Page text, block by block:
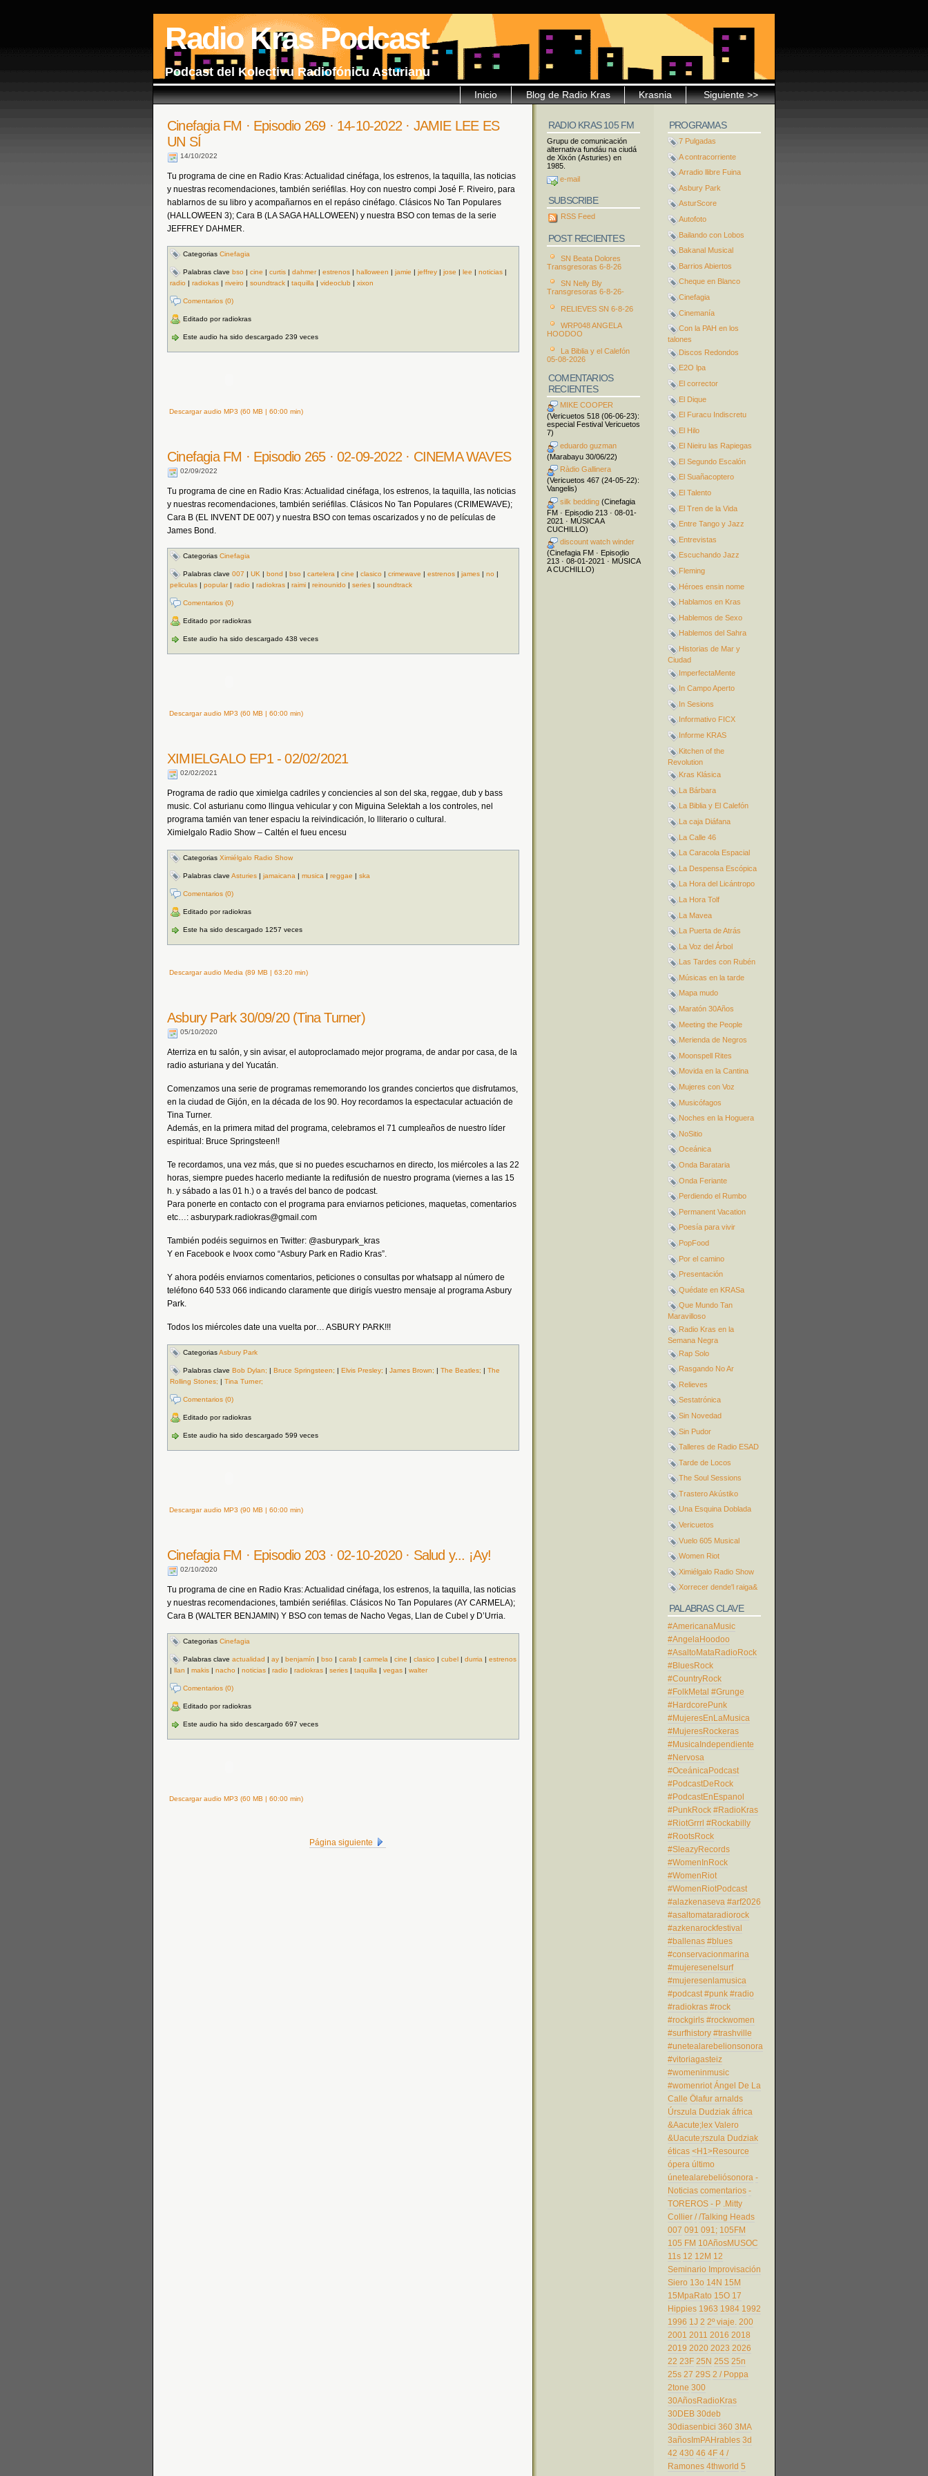
Radio Kras Podcast
Podcast del Kolectivu Radiofónicu Asturianu
Siguiente >>
Krasnia
Blog de Radio Kras
Inicio
Cinefagia FM · Episodio 269 · 14-10-2022 · JAMIE LEE ES
UN SÍ
14/10/2022
Tu programa de cine en Radio Kras: Actualidad cinéfaga, los estrenos, la taquilla, las noticias
y nuestras recomendaciones, también seriéfilas. Hoy con nuestro compi José F. Riveiro, para
hablarnos de su libro y acompañarnos en el repáso cinéfago. Clásicos No Tan Populares
(HALLOWEEN 3); Cara B (LA SAGA HALLOWEEN) y nuestra BSO con temas de la serie
JEFFREY DAHMER.
Categorias Cinefagia
Palabras clave bso | cine | curtis | dahmer| estrenos | halloween | jamie | jeffrey | jose | lee | noticias |
radio | radiokas | riveiro | soundtrack | taquilla | videoclub | xixon
Comentarios (0)
Editado por radiokras
Este audio ha sido descargado 239 veces
Descargar audio MP3 (60 MB | 60:00 min)
Cinefagia FM · Episodio 265 · 02-09-2022 · CINEMA WAVES
02/09/2022
Tu programa de cine en Radio Kras: Actualidad cinéfaga, los estrenos, la taquilla, las noticias
y nuestras recomendaciones, también seriéfilas. Clásicos No Tan Populares (CRIMEWAVE);
Cara B (EL INVENT DE 007) y nuestra BSO con temas oscarizados y no de películas de
James Bond.
Categorias Cinefagia
Palabras clave 007 | UK | bond | bso | cartelera | cine | clasico | crimewave | estrenos | james | no |
peliculas | popular| radio | radiokras | raimi | reinounido | series | soundtrack
Comentarios (0)
Editado por radiokras
Este audio ha sido descargado 438 veces
Descargar audio MP3 (60 MB | 60:00 min)
XIMIELGALO EP1 - 02/02/2021
02/02/2021
Programa de radio que ximielga cadriles y conciencies al son del ska, reggae, dub y bass
music. Col asturianu como llingua vehicular y con Miguina Selektah a los controles, nel
programa tamién van tener espaciu la reivindicación, lo lliterario o cultural.
Ximielgalo Radio Show – Caltén el fueu encesu
Categorias Ximiélgalo Radio Show
Palabras clave Asturies | jamaicana | musica | reggae | ska
Comentarios (0)
Editado por radiokras
Este ha sido descargado 1257 veces
Descargar audio Media (89 MB | 63:20 min)
Asbury Park 30/09/20 (Tina Turner)
05/10/2020
Aterriza en tu salón, y sin avisar, el autoproclamado mejor programa, de andar por casa, de la
radio asturiana y del Yucatán.
Comenzamos una serie de programas rememorando los grandes conciertos que disfrutamos,
en la ciudad de Gijón, en la década de los 90. Hoy recordamos la espectacular actuación de
Tina Turner.
Además, en la primera mitad del programa, celebramos el 71 cumpleaños de nuestro líder
espiritual: Bruce Springsteen!!
Te recordamos, una vez más, que si no puedes escucharnos en directo, los miércoles a las 22
horas, siempre puedes hacerlo mediante la redifusión de nuestro programa (viernes a las 15
h. y sábado a las 01 h.) o a través del banco de podcast.
Para ponerte en contacto con el programa para enviarnos peticiones, maquetas, comentarios
etc…: asburypark.radiokras@gmail.com
También podéis seguirnos en Twitter: @asburypark_kras
Y en Facebook e Ivoox como “Asbury Park en Radio Kras”.
Y ahora podéis enviarnos comentarios, peticiones o consultas por whatsapp al número de
teléfono 640 533 066 indicando claramente que dirigís vuestro mensaje al programa Asbury
Park.
Todos los miércoles date una vuelta por… ASBURY PARK!!!
CategoriasAsbury Park
Palabras clave Bob Dylan; | Bruce Springsteen; | Elvis Presley; | James Brown; | The Beatles; | The
Rolling Stones; | Tina Turner;
Comentarios (0)
Editado por radiokras
Este audio ha sido descargado 599 veces
Descargar audio MP3 (90 MB | 60:00 min)
Cinefagia FM · Episodio 203 · 02-10-2020 · Salud y... ¡Ay!
02/10/2020
Tu programa de cine en Radio Kras: Actualidad cinéfaga, los estrenos, la taquilla, las noticias
y nuestras recomendaciones, también seriéfilas. Clásicos No Tan Populares (AY CARMELA);
Cara B (WALTER BENJAMIN) Y BSO con temas de Nacho Vegas, Llan de Cubel y D’Urria.
Categorias Cinefagia
Palabras clave actualidad | ay | benjamín | bso | carab | carmela | cine | clasico | cubel | durria | estrenos
| llan | makis | nacho | noticias | radio | radiokras | series | taquilla | vegas | walter
Comentarios (0)
Editado por radiokras
Este audio ha sido descargado 697 veces
Descargar audio MP3 (60 MB | 60:00 min)
Página siguiente
PROGRAMAS
7 Pulgadas
A contracorriente
Arradio llibre Fuina
Asbury Park
AsturScore
Autofoto
Bailando con Lobos
Bakanal Musical
Barrios Abiertos
Cheque en Blanco
Cinefagia
Cinemanía
Con la PAH en los
talones
Discos Redondos
E2O lpa
El corrector
El Dique
El Furacu Indiscretu
El Hilo
El Nieiru las Rapiegas
El Segundo Escalón
El Suañacoptero
El Talento
El Tren de la Vida
Entre Tango y Jazz
Entrevistas
Escuchando Jazz
Fleming
Héroes ensin nome
Hablamos en Kras
Hablemos de Sexo
Hablemos del Sahra
Historias de Mar y
Ciudad
ImperfectaMente
In Campo Aperto
In Sesions
Informativo FICX
Informe KRAS
Kitchen of the
Revolution
Kras Klásica
La Bárbara
La Biblia y El Calefón
La caja Diáfana
La Calle 46
La Caracola Espacial
La Despensa Escópica
La Hora del Licántropo
La Hora Tolf
La Mavea
La Puerta de Atrás
La Voz del Árbol
Las Tardes con Rubén
Músicas en la tarde
Mapa mudo
Maratón 30Años
Meeting the People
Merienda de Negros
Moonspell Rites
Movida en la Cantina
Mujeres con Voz
Musicófagos
Noches en la Hoguera
NoSitio
Oceánica
Onda Barataria
Onda Feriante
Perdiendo el Rumbo
Permanent Vacation
Poesía para vivir
PopFood
Por el camino
Presentación
Quédate en KRASa
Que Mundo Tan
Maravilloso
Radio Kras en la
Semana Negra
Rap Solo
Rasgando No Ar
Relieves
Sestatrónica
Sin Novedad
Sin Pudor
Talleres de Radio ESAD
Tarde de Locos
The Soul Sessions
Trastero Akústiko
Una Esquina Doblada
Vericuetos
Vuelo 605 Musical
Women Riot
Ximiélgalo Radio Show
Xorrecer dende'l raiga&
PALABRAS CLAVE
#AmericanaMusic
#AngelaHoodoo
#AsaltoMataRadioRock
#BluesRock
#CountryRock
#FolkMetal #Grunge
#HardcorePunk
#MujeresEnLaMusica
#MujeresRockeras
#MusicaIndependiente
#Nervosa
#OceánicaPodcast
#PodcastDeRock
#PodcastEnEspanol
#PunkRock #RadioKras
#RiotGrrrl #Rockabilly
#RootsRock
#SleazyRecords
#WomenInRock
#WomenRiot
#WomenRiotPodcast
#alazkenaseva #arf2026
#asaltomataradiorock
#azkenarockfestival
#ballenas #blues
#conservacionmarina
#mujeresenelsurf
#mujeresenlamusica
#podcast #punk #radio
#radiokras #rock
#rockgirls #rockwomen
#surfhistory #trashville
#unetealarebelionsonora
#vitoriagasteiz
#womeninmusic
#womenriot Ángel De La
Calle Ölafur arnalds
Úrszula Dudziak áfrica
&Aacute;lex Valero
&Uacute;rszula Dudziak
éticas <H1>Resource
ópera último
únetealarebeliósonora -
Noticias comentarios -
TOREROS - P .Mitty
Collier / /Talking Heads
007 091 091; 105FM
105 FM 10AñosMUSOC
11s 12 12M 12
Seminario Improvisación
Siero 13o 14N 15M
15MpaRato 15O 17
Hippies 1963 1984 1992
1996 1J 2 2º viaje. 200
2001 2011 2016 2018
2019 2020 2023 2026
22 23F 25N 25S 25n
25s 27 29S 2 / Poppa
2tone 300
30AñosRadioKras
30DEB 30deb
30diasenbici 360 3MA
3añosImPAHrables 3d
42 430 46 4F 4 /
Ramones 4thworld 5
RADIO KRAS 105 FM
Grupu de comunicación
alternativa fundáu na ciudá
de Xixón (Asturies) en
1985.
e-mail
SUBSCRIBE
RSS Feed
POST RECIENTES
SN Beata Dolores
Transgresoras 6-8-26
SN Nelly Bly
Transgresoras 6-8-26-
RELIEVES SN 6-8-26
WRP048 ANGELA
HOODOO
La Biblia y el Calefón
05-08-2026
COMENTARIOS
RECIENTES
MIKE COOPER
(Vericuetos 518 (06-06-23):
especial Festival Vericuetos
7)
eduardo guzman
(Marabayu 30/06/22)
Ràdio Gallinera
(Vericuetos 467 (24-05-22):
Vangelis)
silk bedding (Cinefagia
FM · Episodio 213 · 08-01-
2021 · MÚSICA A
CUCHILLO)
discount watch winder
(Cinefagia FM · Episodio
213 · 08-01-2021 · MÚSICA
A CUCHILLO)